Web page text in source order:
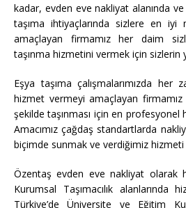
kadar, evden eve nakliyat alanında
taşıma ihtiyaçlarında sizlere en iyi
amaçlayan firmamız her daim
taşınma hizmetini vermek için sizlerin
Eşya taşıma çalışmalarımızda
hizmet vermeyi amaçlayan firmamız
şekilde taşınması için en profesyonel
Amacımız çağdaş standartlarda
biçimde sunmak ve verdiğimiz
Özentaş evden eve nakliyat olarak
Kurumsal Taşımacılık alanlarında
Türkiye’de Üniversite ve Eğitim